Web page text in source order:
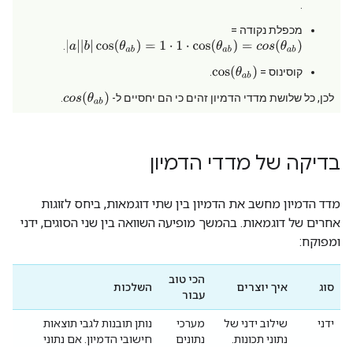
מכפלת נקודה =
a| b|cos(θab)=1 ⋅1⋅ cos (θ a b)=cos(θa b)
קוסינוס = cos(θab)
.
לכן, כל שלושת מדדי הדמיון זהים כי הם יחסיים ל- cos(θab)
.
בדיקה של מדדי הדמיון
מדד הדמיון מחשב את הדמיון בין שתי דוגמאות, ביחס לזוגות
אחרים של דוגמאות. בהמשך מופיעה השוואה בין שני הסוגים, ידני
ומפוקח:
סוג איך יוצרים
הכי טוב
עבור
השלכות
ידני
שילוב ידני של
נתוני תכונות.
מערכי
נתונים
נותן תובנות לגבי תוצאות
חישובי הדמיון. אם נתוני